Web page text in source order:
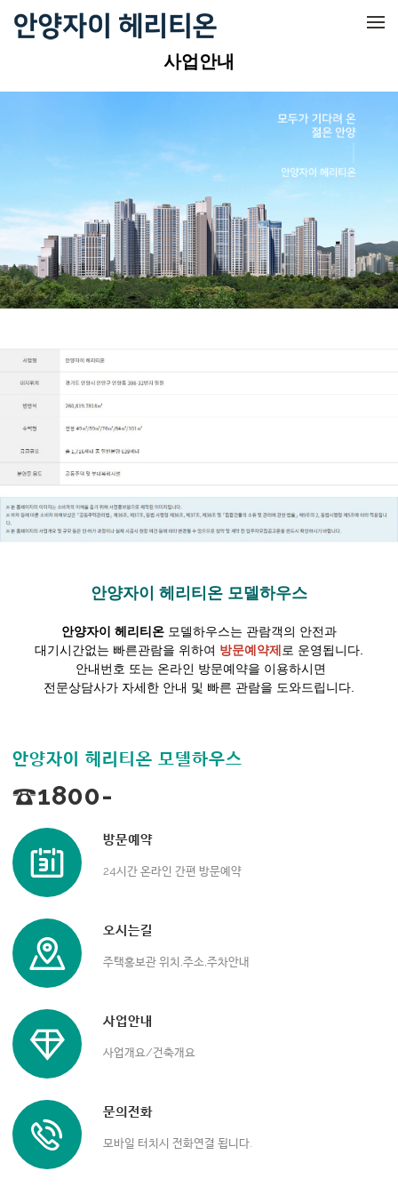
메뉴 건너뛰기
사업안내
안양자이 헤리티온 모델하우스
안양자이 헤리티온 모델하우스는 관람객의 안전과
대기시간없는 빠른관람을 위하여 방문예약제 로 운영됩니다.
안내번호 또는 온라인 방문예약을 이용하시면
전문상담사가 자세한 안내 및 빠른 관람을 도와드립니다.
안양자이 헤리티온 모델하우스
☎1800-
방문예약
24시간 온라인 간편 방문예약
오시는길
주택홍보관 위치,주소,주차안내
사업안내
사업개요/건축개요
문의전화
모바일 터치시 전화연결 됩니다.